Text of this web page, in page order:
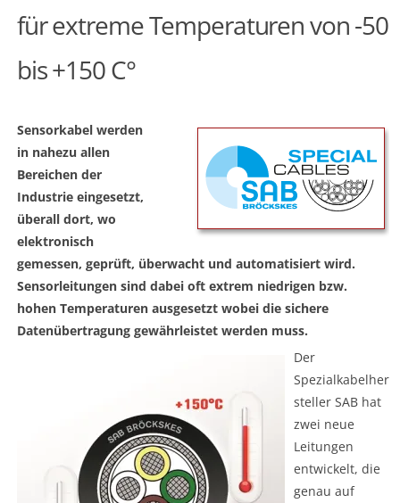
für extreme Temperaturen von -50
bis +150 C°
Sensorkabel werden
in nahezu allen
Bereichen der
Industrie eingesetzt,
überall dort, wo
elektronisch
gemessen, geprüft, überwacht und automatisiert wird.
Sensorleitungen sind dabei oft extrem niedrigen bzw.
hohen Temperaturen ausgesetzt wobei die sichere
Datenübertragung gewährleistet werden muss.
Der
Spezialkabelher
steller SAB hat
zwei neue
Leitungen
entwickelt, die
genau auf